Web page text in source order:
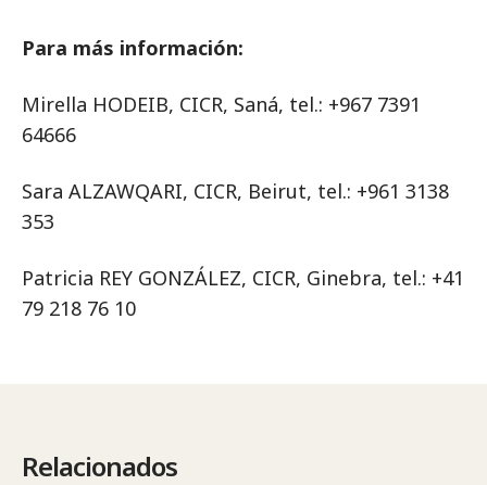
Para más información:
Mirella HODEIB, CICR, Saná, tel.: +967 7391
64666
Sara ALZAWQARI, CICR, Beirut, tel.: +961 3138
353
Patricia REY GONZÁLEZ, CICR, Ginebra, tel.: +41
79 218 76 10
Relacionados